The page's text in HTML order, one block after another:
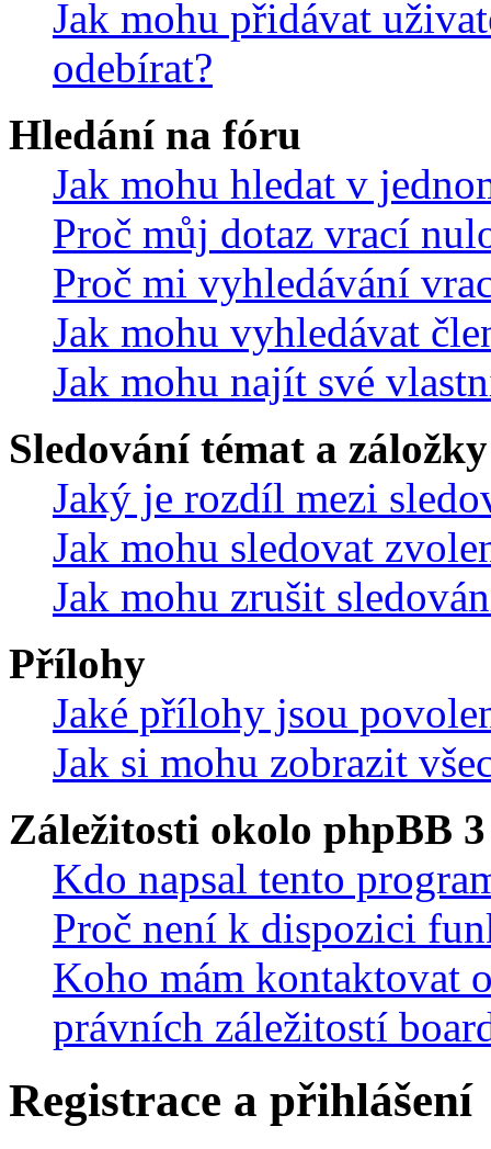
Jak mohu přidávat
odebírat?
Hledání na fóru
Jak mohu hledat v
Proč můj dotaz vrací
Proč mi vyhledávání
Jak mohu vyhledávat
Jak mohu najít své
Sledování témat a záložky
Jaký je rozdíl mezi
Jak mohu sledovat
Jak mohu zrušit
Přílohy
Jaké přílohy jsou
Jak si mohu zobrazit
Záležitosti okolo phpBB 3
Kdo napsal tento
Proč není k dispozici
Koho mám kontaktovat
právních záležitostí
Registrace a přihlášení